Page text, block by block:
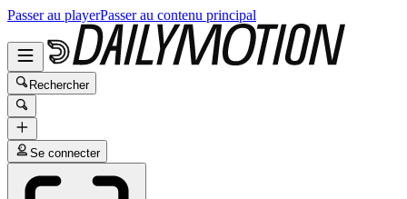
Passer au playerPasser au contenu principal
Rechercher
Se connecter